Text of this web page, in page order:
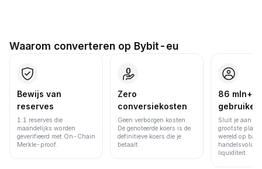
Waarom converteren op Bybit-eu
Bewijs van
reserves
1:1 reserves die
maandelijks worden
geverifieerd met On-Chain
Merkle-proof.
Zero
conversiekosten
Geen verborgen kosten.
De genoteerde koers is de
definitieve koers die je
betaalt.
86 mln+
Sluit je aan bij
grootste
wereld op
liquiditeit.